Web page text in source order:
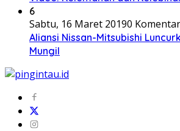
6
Sabtu, 16 Maret 20190 Komentar
Aliansi Nissan-Mitsubishi
Mungil